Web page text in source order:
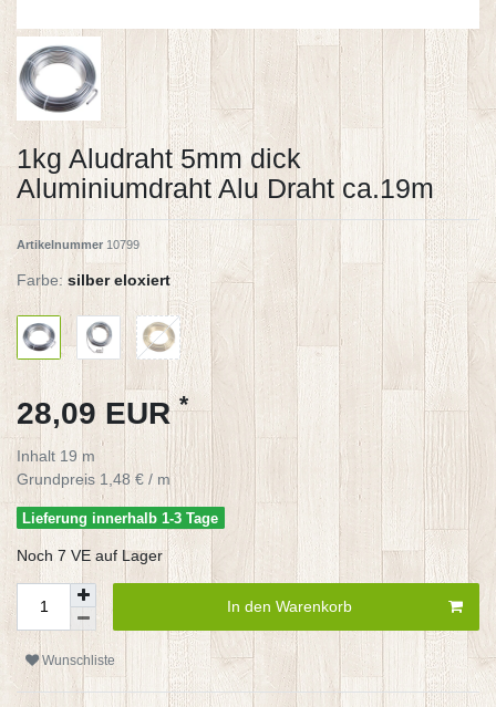
1kg Aludraht 5mm dick
Aluminiumdraht Alu Draht ca.19m
Artikelnummer 10799
Farbe: silber eloxiert
28,09 EUR*
Inhalt 19 m
Grundpreis 1,48 € / m
Lieferung innerhalb 1-3 Tage
Noch 7 VE auf Lager
In den Warenkorb
Wunschliste